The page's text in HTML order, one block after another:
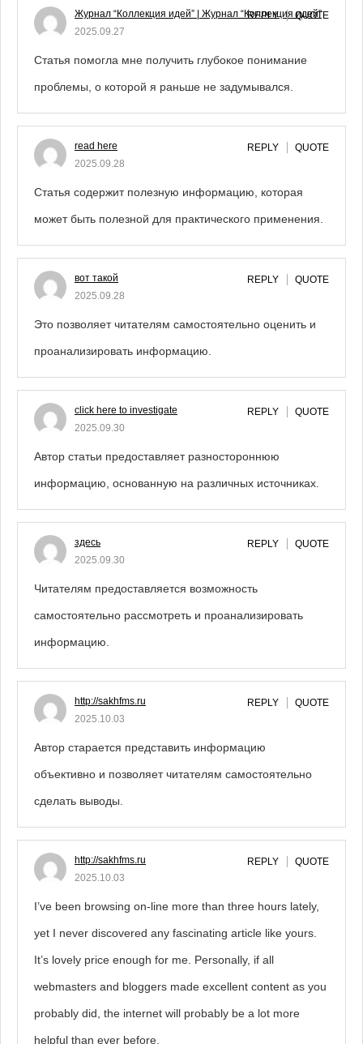
Журнал “Коллекция идей” | Журнал “Коллекция идей”
2025.09.27
REPLY QUOTE
Статья помогла мне получить глубокое понимание
проблемы, о которой я раньше не задумывался.
read here
2025.09.28
REPLY QUOTE
Статья содержит полезную информацию, которая
может быть полезной для практического применения.
вот такой
2025.09.28
REPLY QUOTE
Это позволяет читателям самостоятельно оценить и
проанализировать информацию.
click here to investigate
2025.09.30
REPLY QUOTE
Автор статьи предоставляет разностороннюю
информацию, основанную на различных источниках.
здесь
2025.09.30
REPLY QUOTE
Читателям предоставляется возможность
самостоятельно рассмотреть и проанализировать
информацию.
http://sakhfms.ru
2025.10.03
REPLY QUOTE
Автор старается представить информацию
объективно и позволяет читателям самостоятельно
сделать выводы.
http://sakhfms.ru
2025.10.03
REPLY QUOTE
I’ve been browsing on-line more than three hours lately,
yet I never discovered any fascinating article like yours.
It’s lovely price enough for me. Personally, if all
webmasters and bloggers made excellent content as you
probably did, the internet will probably be a lot more
helpful than ever before.